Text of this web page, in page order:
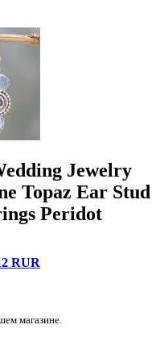
Jewelry
Topaz Ear Stud
Peridot
RUR
магазине.